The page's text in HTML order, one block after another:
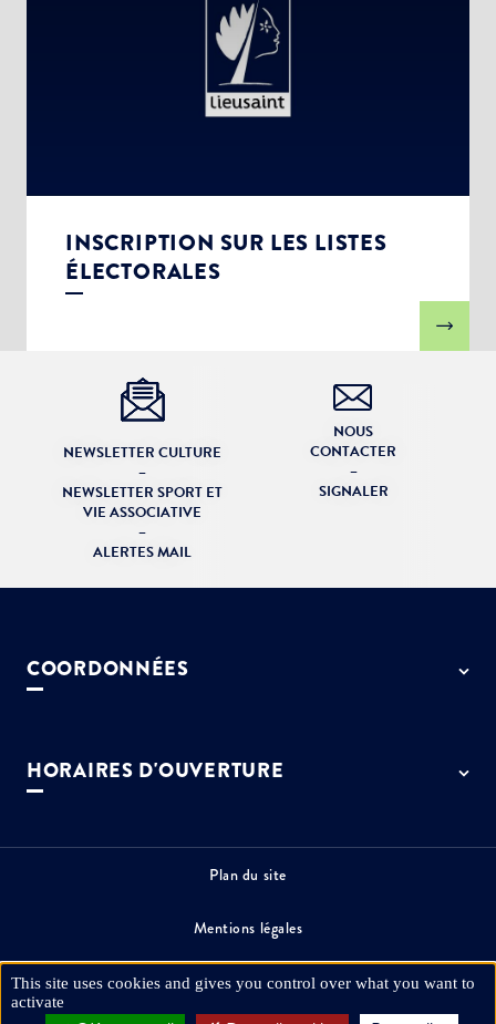
INSCRIPTION SUR LES LISTES
ÉLECTORALES
NEWSLETTER CULTURE
–
NEWSLETTER SPORT ET
VIE ASSOCIATIVE
–
ALERTES MAIL
NOUS
CONTACTER
–
SIGNALER
COORDONNÉES
01 64 13 55 55
HORAIRES D'OUVERTURE
de 9h à 12h et de 14h à 17h30
Plan du site
Mentions légales
Espace presse
This site uses cookies and gives you control over what you want to
activate